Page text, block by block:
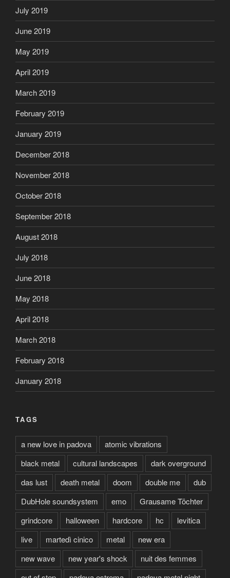
July 2019
June 2019
May 2019
April 2019
March 2019
February 2019
January 2019
December 2018
November 2018
October 2018
September 2018
August 2018
July 2018
June 2018
May 2018
April 2018
March 2018
February 2018
January 2018
TAGS
a new love in padova
atomic vibrations
black metal
cultural landscapes
dark overground
das lust
death metal doom double me
dub
DubHole soundsystem
emo
Grausame Töchter
grindcore
halloween hardcore hc
levitica
live
martedì cinico metal
new era
new wave
new year's shock
nuit des femmes